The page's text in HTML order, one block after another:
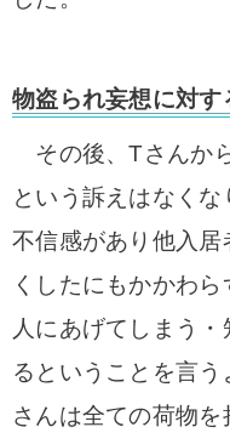
物盗られ妄想に対す
その後、Tさんか
という訴えはなく
不信感があり他入
くしたにもかかわ
人にあげてしまう
るということを言
さんは全ての荷物を